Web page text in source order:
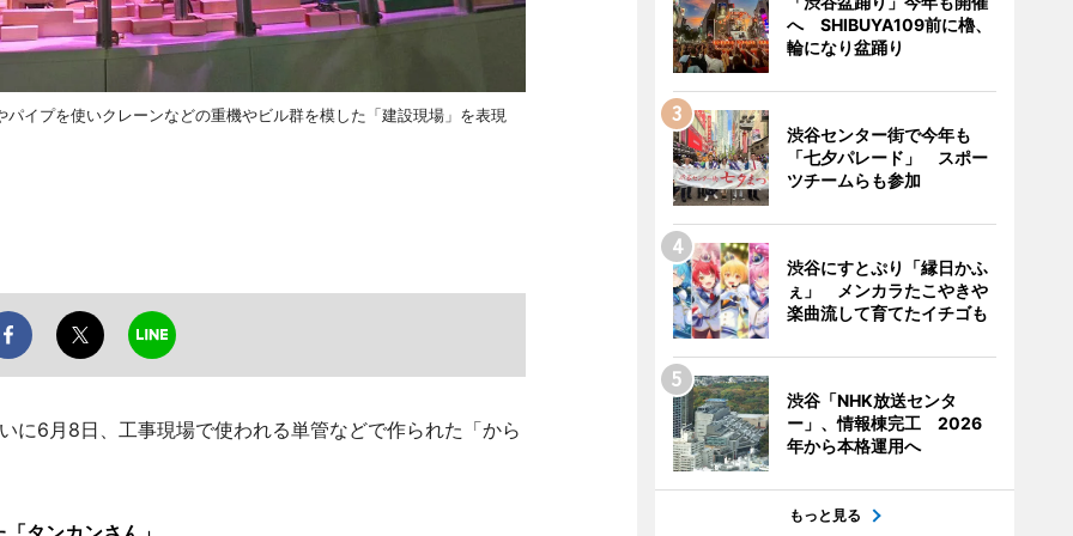
イプを使いクレーンなどの重機やビル群を模した「建設現場」を表現
6月8日、工事現場で使われる単管などで作られた「から
へ SHIBUYA109前に櫓、
輪になり盆踊り
渋谷センター街で今年も
「七夕パレード」 スポー
ツチームらも参加
渋谷にすとぷり「縁日かふ
ぇ」 メンカラたこやきや
楽曲流して育てたイチゴも
渋谷「NHK放送センタ
ー」、情報棟完工 2026
年から本格運用へ
もっと見る